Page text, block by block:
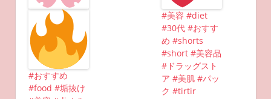
#おすすめ
#food #垢抜け
#美容 #diet
#30代 #おすす
め #shorts
#short #美容品
#ドラッグスト
ア #美肌 #パッ
ク #tirtir